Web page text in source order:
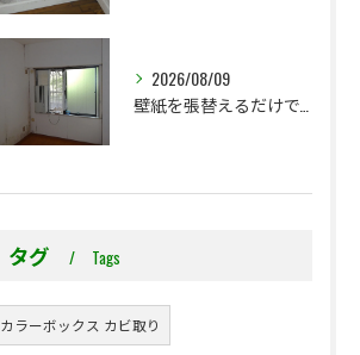
2026/08/09
壁紙を張替えるだけで、本当に大丈夫ですか？
タグ Tags
カラーボックス カビ取り